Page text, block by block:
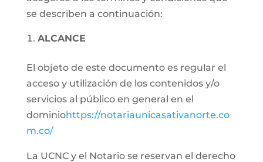
se describen a continuación:
ALCANCE
El objeto de este documento es regular el
acceso y utilización de los contenidos y/o
servicios al público en general en el
dominiohttps://notariaunicasativanorte.co
m.co/
La UCNC y el Notario se reservan el derecho